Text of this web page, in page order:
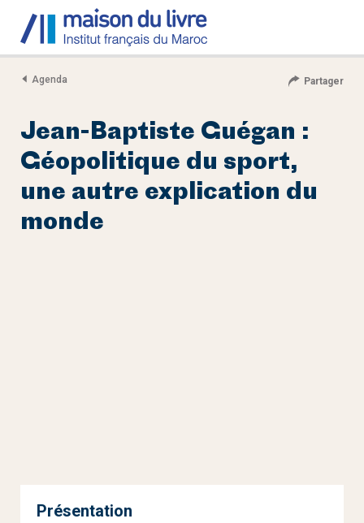
Agenda Partager
Jean-Baptiste Guégan :
Géopolitique du sport,
une autre explication du
monde
Présentation